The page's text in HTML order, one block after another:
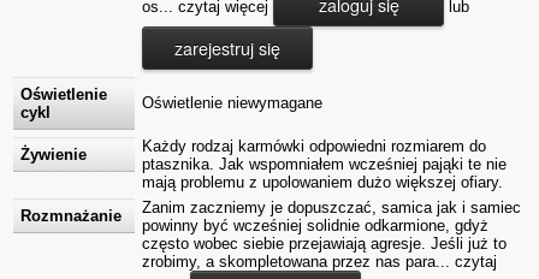
os... czytaj więcej
zaloguj się lub
zarejestruj się
Oświetlenie
cykl
Oświetlenie niewymagane
Żywienie
Każdy rodzaj karmówki odpowiedni rozmiarem do
ptasznika. Jak wspomniałem wcześniej pająki te nie
mają problemu z upolowaniem dużo większej ofiary.
Rozmnażanie
Zanim zaczniemy je dopuszczać, samica jak i samiec
powinny być wcześniej solidnie odkarmione, gdyż
często wobec siebie przejawiają agresje. Jeśli już to
zrobimy, a skompletowana przez nas para... czytaj